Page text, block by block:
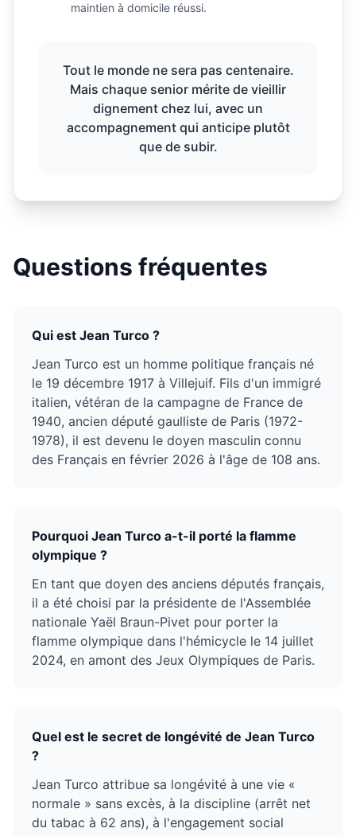
maintien à domicile réussi.
Tout le monde ne sera pas centenaire.
Mais chaque senior mérite de vieillir
dignement chez lui, avec un
accompagnement qui anticipe plutôt
que de subir.
Questions fréquentes
Qui est Jean Turco ?
Jean Turco est un homme politique français né
le 19 décembre 1917 à Villejuif. Fils d'un immigré
italien, vétéran de la campagne de France de
1940, ancien député gaulliste de Paris (1972-
1978), il est devenu le doyen masculin connu
des Français en février 2026 à l'âge de 108 ans.
Pourquoi Jean Turco a-t-il porté la flamme
olympique ?
En tant que doyen des anciens députés français,
il a été choisi par la présidente de l'Assemblée
nationale Yaël Braun-Pivet pour porter la
flamme olympique dans l'hémicycle le 14 juillet
2024, en amont des Jeux Olympiques de Paris.
Quel est le secret de longévité de Jean Turco
?
Jean Turco attribue sa longévité à une vie «
normale » sans excès, à la discipline (arrêt net
du tabac à 62 ans), à l'engagement social